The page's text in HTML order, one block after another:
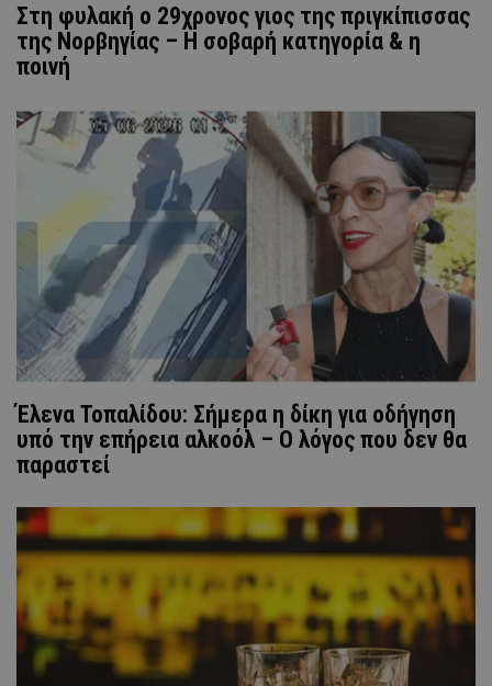
Στη φυλακή ο 29χρονος γιος της πριγκίπισσας
της Νορβηγίας – Η σοβαρή κατηγορία & η
ποινή
Έλενα Τοπαλίδου: Σήμερα η δίκη για οδήγηση
υπό την επήρεια αλκοόλ – Ο λόγος που δεν θα
παραστεί